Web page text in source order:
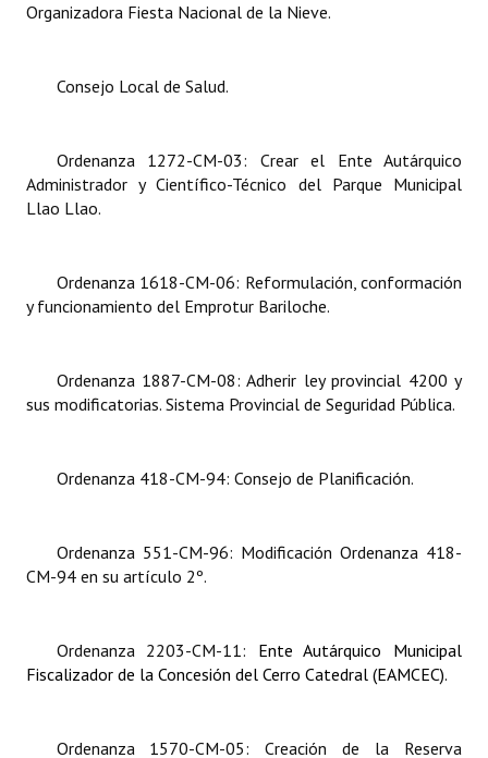
Resoluciones
Antiguos Pobladores
Noticias Destacadas
Datos Históricos
Audiencias Públicas - Registro
Periodistas Decanos - Registro
Banca del Vecino - Registro
Antiguos Pobladores - Registro
Organizadora Fiesta Nacional de la Nieve.
Consejo Local de Salud.
Ordenanza 1272-CM-03: Crear el Ente Autárquico
Administrador y Científico-Técnico del Parque Municipal
Llao Llao.
Ordenanza 1618-CM-06: Reformulación, conformación
y funcionamiento del Emprotur Bariloche.
Ordenanza 1887-CM-08:Adherir ley provincial 4200 y
sus modificatorias. Sistema Provincial de Seguridad Pública.
Ordenanza 418-CM-94: Consejo de Planificación.
Ordenanza 551-CM-96: Modificación Ordenanza 418-
CM-94 en su artículo 2º.
Ordenanza 2203-CM-11: Ente Autárquico Municipal
Fiscalizador de la Concesión del Cerro Catedral (EAMCEC).
Ordenanza 1570-CM-05:Creación de la Reserva